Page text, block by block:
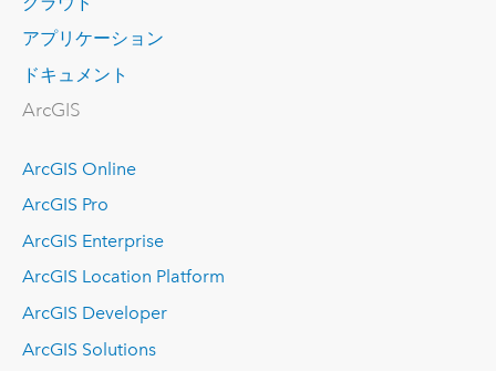
アプリケーション
ドキュメント
ArcGIS
ArcGIS Online
ArcGIS Pro
ArcGIS Enterprise
ArcGIS Location Platform
ArcGIS Developer
ArcGIS Solutions